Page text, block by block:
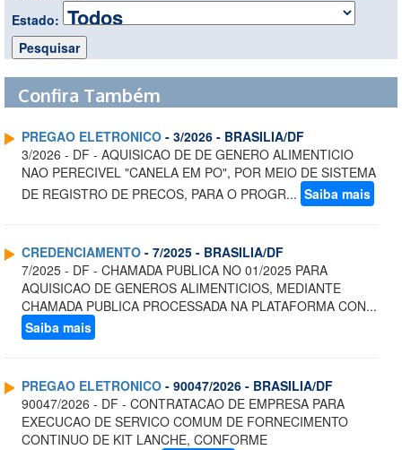
Estado:
Confira Também
PREGAO ELETRONICO - 3/2026 - BRASILIA/DF
3/2026 - DF - AQUISICAO DE DE GENERO ALIMENTICIO
NAO PERECIVEL "CANELA EM PO", POR MEIO DE SISTEMA
DE REGISTRO DE PRECOS, PARA O PROGR... Saiba mais
CREDENCIAMENTO - 7/2025 - BRASILIA/DF
7/2025 - DF - CHAMADA PUBLICA NO 01/2025 PARA
AQUISICAO DE GENEROS ALIMENTICIOS, MEDIANTE
CHAMADA PUBLICA PROCESSADA NA PLATAFORMA CON...
Saiba mais
PREGAO ELETRONICO - 90047/2026 - BRASILIA/DF
90047/2026 - DF - CONTRATACAO DE EMPRESA PARA
EXECUCAO DE SERVICO COMUM DE FORNECIMENTO
CONTINUO DE KIT LANCHE, CONFORME